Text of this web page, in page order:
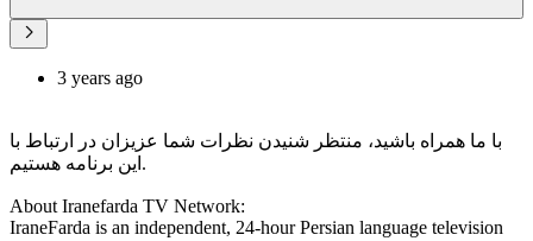
3 years ago
با ما همراه باشید، منتظر شنیدن نظرات شما عزیزان در ارتباط با
این برنامه هستیم.
About Iranefarda TV Network:
IraneFarda is an independent, 24-hour Persian language television